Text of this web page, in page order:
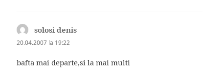
solosi denis
20.04.2007 la 19:22
bafta mai departe,si la mai multi